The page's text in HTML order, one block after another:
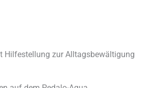
Hilfestellung zur Alltagsbewältigung